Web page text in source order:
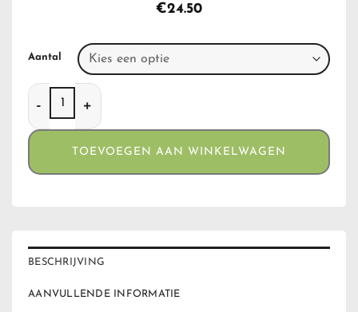
€24.50
Aantal
Raw Hammercraft Grinder Red Medium 55 mm aantal
TOEVOEGEN AAN WINKELWAGEN
BESCHRIJVING
AANVULLENDE INFORMATIE